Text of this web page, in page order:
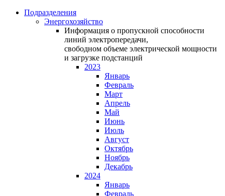
Подразделения
Энергохозяйство
Информация о пропускной способности
линий электропередачи,
свободном объеме электрической мощности
и загрузке подстанций
2023
Январь
Февраль
Март
Апрель
Май
Июнь
Июль
Август
Октябрь
Ноябрь
Декабрь
2024
Январь
Февраль